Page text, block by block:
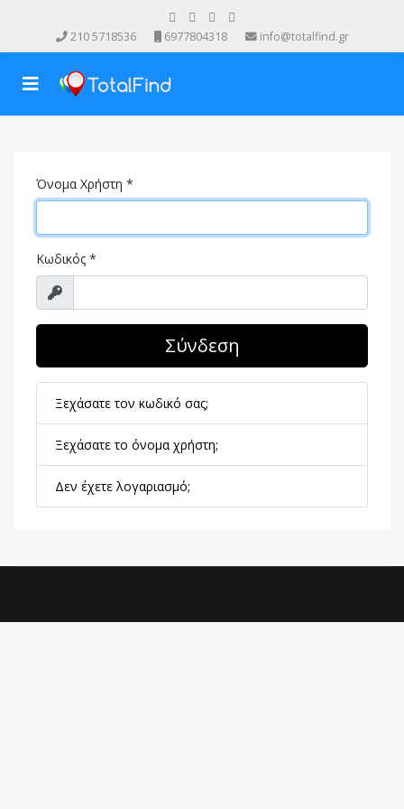
210 5718536 6977804318 info@totalfind.gr
Όνομα Χρήστη *
Κωδικός *
Προβολή
Σύνδεση
Ξεχάσατε τον κωδικό σας;
Ξεχάσατε το όνομα χρήστη;
Δεν έχετε λογαριασμό;